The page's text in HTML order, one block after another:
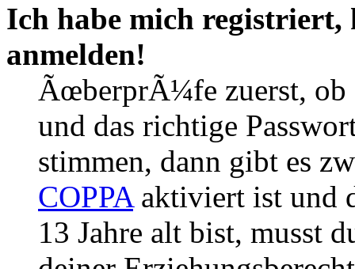
Ich habe mich
anmelden!
ÃœberprÃ¼fe zuerst, ob
und das richtige
stimmen, dann gibt es
COPPAaktiviert ist und
13 Jahre alt bist, musst